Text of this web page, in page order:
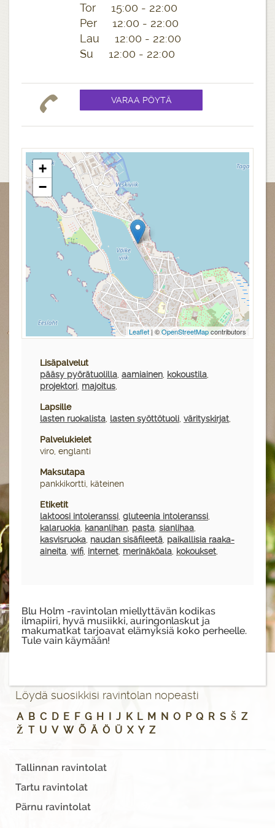
Tor 15:00 - 22:00
Per 12:00 - 22:00
Lau 12:00 - 22:00
Su 12:00 - 22:00
+
−
Leaflet | ©OpenStreetMapcontributors
Lisäpalvelut
pääsy pyörätuolilla, aamiainen, kokoustila,
projektori, majoitus,
Lapsille
lasten ruokalista, lasten syöttötuoli, värityskirjat,
Palvelukielet
viro, englanti
Maksutapa
pankkikortti, käteinen
Etiketit
laktoosi intoleranssi, gluteenia intoleranssi,
kalaruokia, kananlihan, pasta, sianlihaa,
kasvisruoka, naudan sisäfileetä, paikallisia raaka-
aineita, wifi, internet, merinäköala, kokoukset,
Blu Holm -ravintolan miellyttävän kodikas
ilmapiiri, hyvä musiikki, auringonlaskut ja
makumatkat tarjoavat elämyksiä koko perheelle.
Tule vain käymään!
Löydä suosikkisi ravintolan nopeasti
A B C D E F G H J K L M N O P Q R S Š Z
Ž T U V W Õ Ä Ö Ü X Y Z
Tallinnan ravintolat
Tartu ravintolat
Pärnu ravintolat